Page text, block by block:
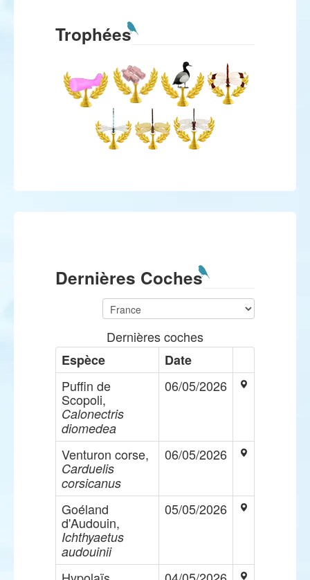
Trophées
Dernières Coches
Dernières coches
Espèce
Date
Puffin de
Scopoli,
Calonectris
diomedea
06/05/2026
Venturon corse,
Carduelis
corsicanus
06/05/2026
Goéland
d'Audouin,
Ichthyaetus
audouinii
05/05/2026